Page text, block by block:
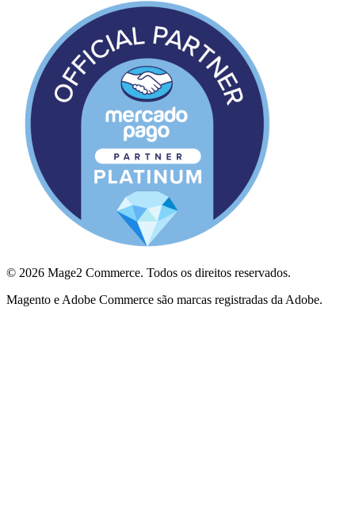
© 2026 Mage2 Commerce. Todos os direitos reservados.
Magento e Adobe Commerce são marcas registradas da Adobe.